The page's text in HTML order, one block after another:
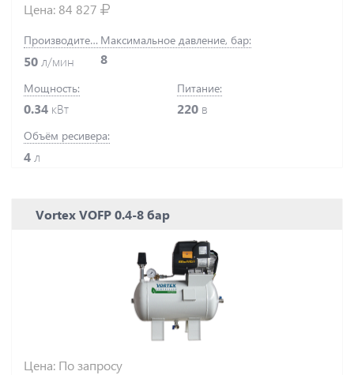
Цена: 84 827
Производительность:
50 л/мин
Максимальное давление, бар:
8
Мощность:
0.34 кВт
Питание:
220 в
Объём ресивера:
4 л
Vortex VOFP 0.4-8 бар
Цена: По запросу